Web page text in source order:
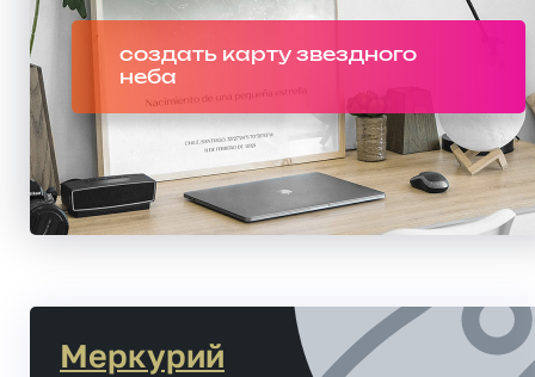
создать карту звездного
неба
Меркурий